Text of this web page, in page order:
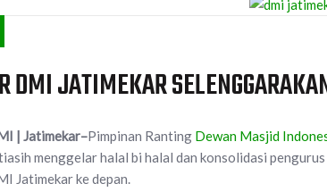
DMI JATIMEKAR
| Jatimekar–Pimpinan Ranting Dewan Masjid
menggelar halal bi halal dan konsolidasi
Jatimekar ke depan.